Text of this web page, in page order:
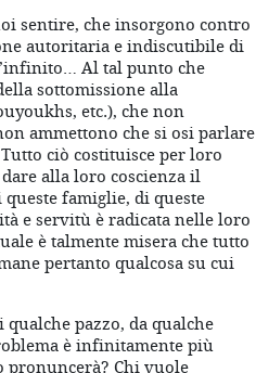
sentire, che insorgono contro
autoritaria e indiscutibile di
Al tal punto che
sottomissione alla
etc.), che non
ammettono che si osi parlare
ciò costituisce per loro
alla loro coscienza il
famiglie, di queste
e servitù è radicata nelle loro
è talmente misera che tutto
pertanto qualcosa su cui
pazzo, da qualche
è infinitamente più
pronuncerà? Chi vuole